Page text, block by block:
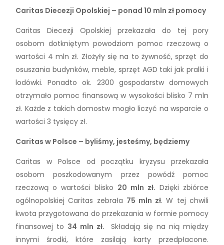
Caritas Diecezji Opolskiej – ponad 10 mln zł pomocy
Caritas Diecezji Opolskiej przekazała do tej pory
osobom dotkniętym powodziom pomoc rzeczową o
wartości 4 mln zł. Złożyły się na to żywność, sprzęt do
osuszania budynków, meble, sprzęt AGD taki jak pralki i
lodówki. Ponadto ok. 2300 gospodarstw domowych
otrzymało pomoc finansową w wysokości blisko 7 mln
zł. Każde z takich domostw mogło liczyć na wsparcie o
wartości 3 tysięcy zł.
Caritas w Polsce – byliśmy, jesteśmy, będziemy
Caritas w Polsce od początku kryzysu przekazała
osobom poszkodowanym przez powódź pomoc
rzeczową o wartości blisko 20 mln zł. Dzięki zbiórce
ogólnopolskiej Caritas zebrała 75 mln zł. W tej chwili
kwota przygotowana do przekazania w formie pomocy
finansowej to 34 mln zł. Składają się na nią między
innymi środki, które zasilają karty przedpłacone.